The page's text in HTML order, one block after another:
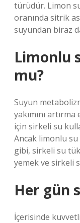
türüdür. Limon
oranında sitrik
suyundan biraz
Limonlu
mu?
Suyun
yakımını
için sirkeli su
Ancak limonlu
gibi, sirkeli su
yemek ve sirkeli
Her gün
İçerisinde